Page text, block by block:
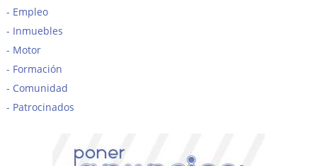
Empleo
Inmuebles
Motor
Formación
Comunidad
Patrocinados